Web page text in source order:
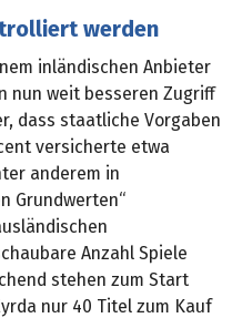
werden
inländischen Anbieter
nun weit besseren Zugriff
dass staatliche Vorgaben
versicherte etwa
anderem in
Grundwerten“
Anzahl Spiele
stehen zum Start
nur 40 Titel zum Kauf